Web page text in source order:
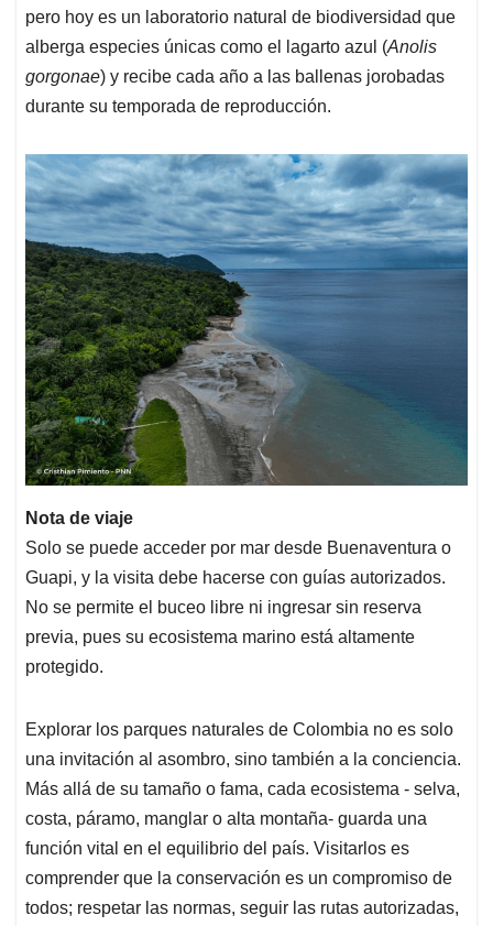
pero hoy es un laboratorio natural de biodiversidad que
alberga especies únicas como el lagarto azul (Anolis
gorgonae) y recibe cada año a las ballenas jorobadas
durante su temporada de reproducción.
Nota de viaje
Solo se puede acceder por mar desde Buenaventura o
Guapi, y la visita debe hacerse con guías autorizados.
No se permite el buceo libre ni ingresar sin reserva
previa, pues su ecosistema marino está altamente
protegido.
Explorar los parques naturales de Colombia no es solo
una invitación al asombro, sino también a la conciencia.
Más allá de su tamaño o fama, cada ecosistema - selva,
costa, páramo, manglar o alta montaña- guarda una
función vital en el equilibrio del país. Visitarlos es
comprender que la conservación es un compromiso de
todos; respetar las normas, seguir las rutas autorizadas,